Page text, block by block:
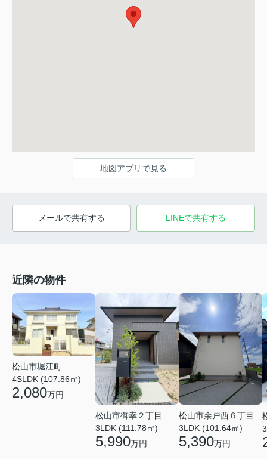
地図アプリで見る
メールで共有する LINEで共有する
近隣の物件
松山市堀江町
4SLDK (107.86㎡)
2,080万円
松山市御幸２丁目
3LDK (111.78㎡)
5,990万円
松山市余戸西６丁目
3LDK (101.64㎡)
5,390万円